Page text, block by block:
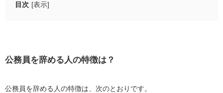
目次 [表示]
給料に不満がある
ほかにやりたい仕事がある
公務員を辞める人の特徴は？
公務員を辞める人の特徴は、次のとおりです。